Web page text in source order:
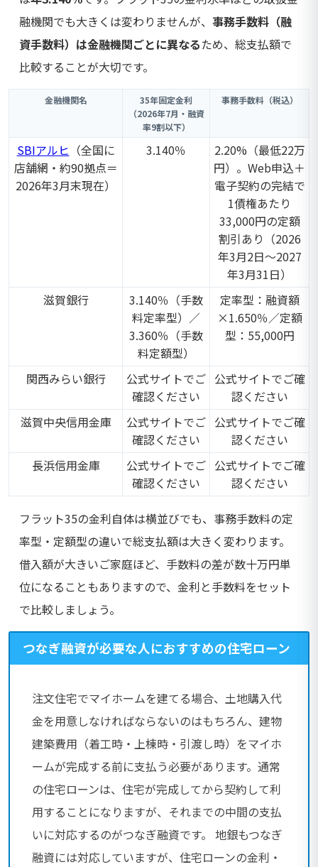
融機関でも大きくは変わりませんが、 事務手数料（融
資手数料）は金融機関ごとに異なるため、総支払額で
比較することが大切です。
金融機関名
35年固定金利
（2026年7月・融資
率9割以下）
事務手数料（税込）
SBIアルヒ （全国に
店舗網・約90拠点＝
2026年3月末現在）
3.140％
2.20%（最低22万
円）。Web申込＋
電子契約の完結で
1債権あたり
33,000円の定額
割引あり（2026
年3月2日～2027
年3月31日）
滋賀銀行
3.140％（手数
料定率型）／
3.360％（手数
料定額型）
定率型：融資額
×1.650％／定額
型：55,000円
関西みらい銀行
公式サイトでご
確認ください
公式サイトでご確
認ください
滋賀中央信用金庫
公式サイトでご
確認ください
公式サイトでご確
認ください
長浜信用金庫
公式サイトでご
確認ください
公式サイトでご確
認ください
フラット35の金利自体は横並びでも、事務手数料の定
率型・定額型の違いで総支払額は大きく変わります。
借入額が大きいご家庭ほど、手数料の差が数十万円単
位になることもありますので、金利と手数料をセット
で比較しましょう。
つなぎ融資が必要な人におすすめの住宅ローン
注文住宅でマイホームを建てる場合、土地購入代
金を用意しなければならないのはもちろん、建物
建築費用（着工時・上棟時・引渡し時）をマイホ
ームが完成する前に支払う必要があります。通常
の住宅ローンは、住宅が完成してから契約して利
用することになりますが、それまでの中間の支払
いに対応するのがつなぎ融資です。 地銀もつなぎ
融資には対応していますが、住宅ローンの金利・